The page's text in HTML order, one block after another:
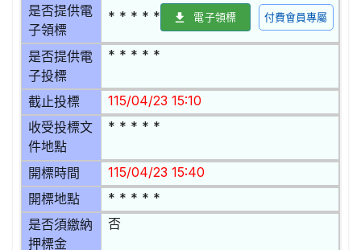
是否提供電
子領標
* * * * * 電子領標 付費會員專屬
是否提供電
子投標
* * * * *
截止投標 115/04/23 15:10
收受投標文
件地點
* * * * *
開標時間 115/04/23 15:40
開標地點 * * * * *
是否須繳納
押標金
否